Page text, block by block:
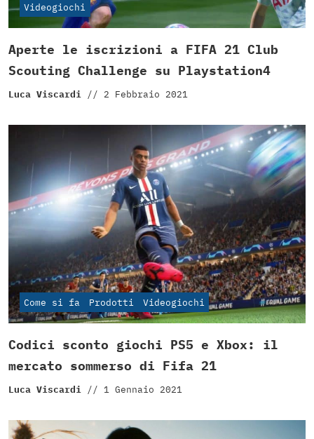
Videogiochi
Aperte le iscrizioni a FIFA 21 Club
Scouting Challenge su Playstation4
Luca Viscardi // 2 Febbraio 2021
Come si fa Prodotti Videogiochi
Codici sconto giochi PS5 e Xbox: il
mercato sommerso di Fifa 21
Luca Viscardi // 1 Gennaio 2021